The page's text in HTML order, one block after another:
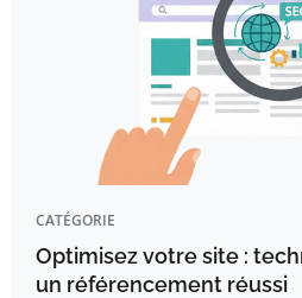
CATÉGORIE
Optimisez votre site :
un référencement réussi